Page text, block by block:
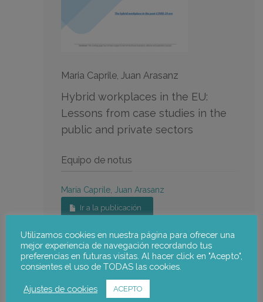
Maria Caprile, Juan Arasanz
Hybrid workplaces in the EU:
Lessons from case studies in the
public and private sectors
Equipo de notus
María Caprile Juan Arasanz
Ir a la publicación
Utilizamos cookies en nuestra página para ofrecer una
mejor experiencia de navegación recordando tus
preferencias en futuras visitas. Al hacer click en "Acepto",
consientes el uso de TODAS las cookies.
Ajustes de cookies ACEPTO